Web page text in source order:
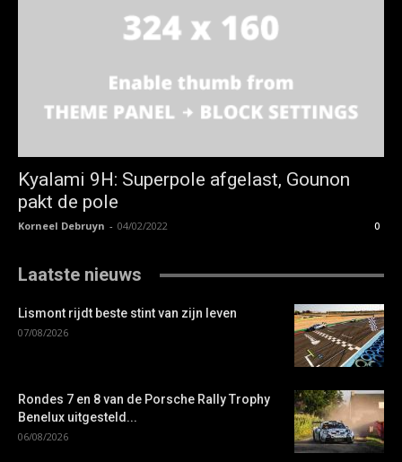
Kyalami 9H: Superpole afgelast, Gounon
pakt de pole
Korneel Debruyn - 04/02/2022 0
Laatste nieuws
Lismont rijdt beste stint van zijn leven
07/08/2026
Rondes 7 en 8 van de Porsche Rally Trophy
Benelux uitgesteld...
06/08/2026